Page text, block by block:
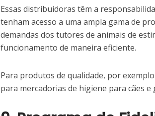
Essas distribuidoras têm a
tenham acesso a uma ampla gama de
demandas dos tutores de animais de
funcionamento de maneira eficiente.
Para produtos de qualidade, por
para mercadorias de higiene para cães e